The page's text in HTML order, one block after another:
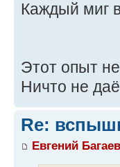
Каждый миг
Этот опыт
Ничто не
Re:
Евгений Багаев